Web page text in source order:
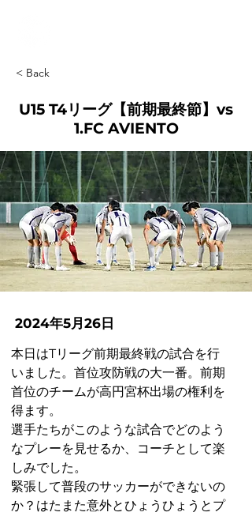
< Back
U15 T4リーグ【前期最終節】vs
1.FC AVIENTO
2024年5月26日
本日はTリーグ前期最終戦の試合を行
いました。首位攻防戦の大一番。前期
首位のチームが高円宮杯出場の権利を
得ます。
選手たちがこのような試合でどのよう
なプレーを見せるか、コーチとして楽
しみでした。
緊張して普段のサッカーができないの
か？はたまた意外とひょうひょうとプ